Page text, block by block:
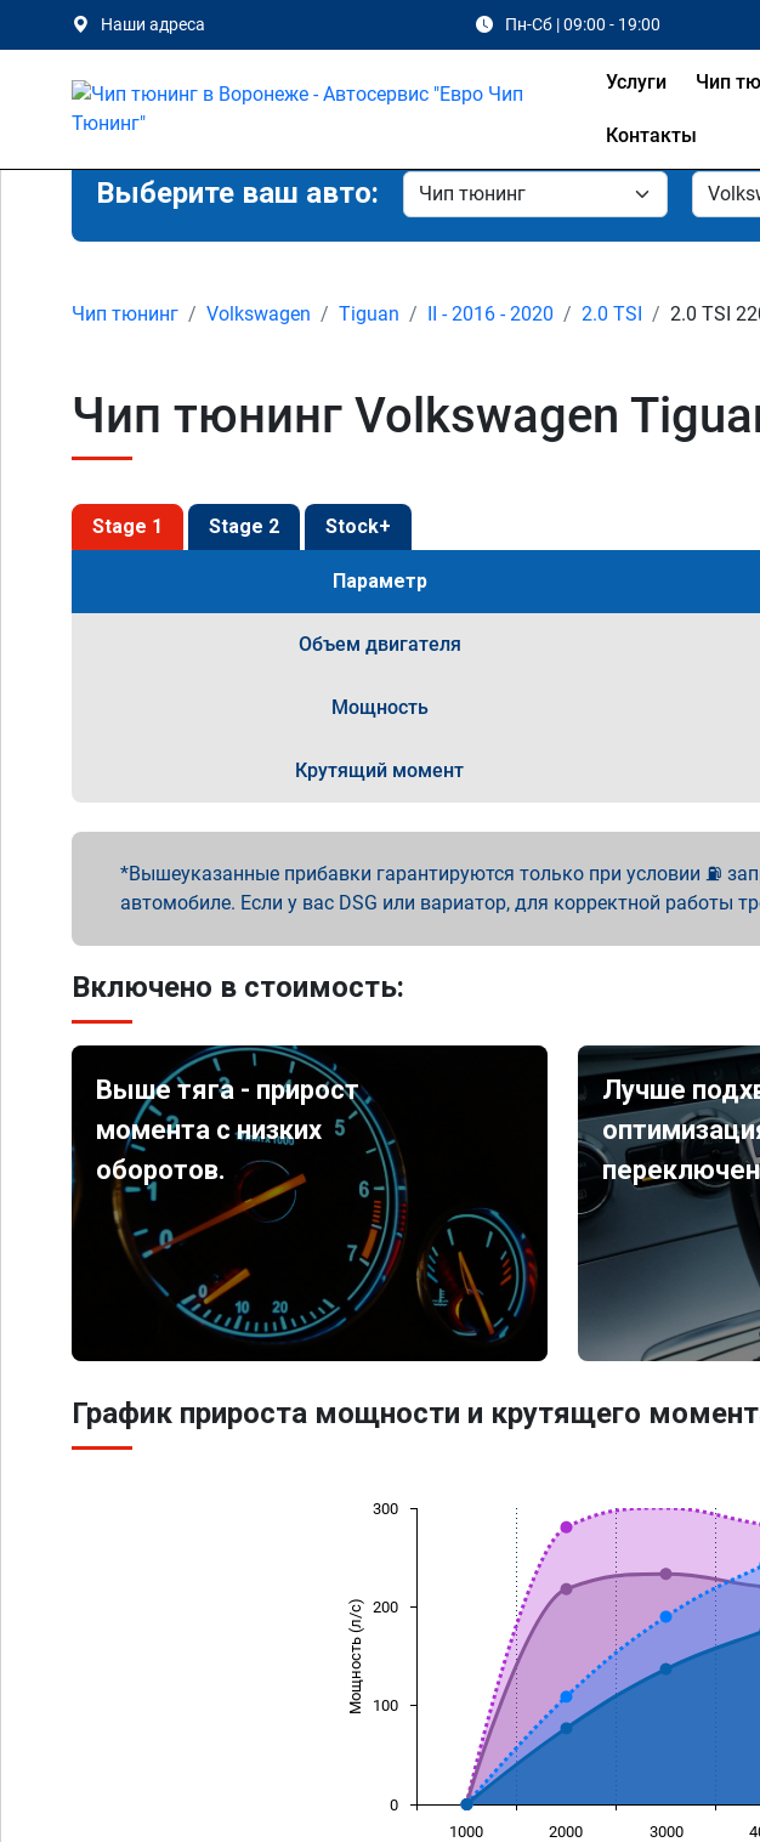
Наши адреса Пн-Сб | 09:00 - 19:00
Услуги Чип
Контакты
Выберите ваш авто:
Чип тюнинг Volkswagen Tiguan II - 2016 - 2020 2.0 TSI 2.0 TSI
Чип тюнинг Volkswagen
Stage 1 Stage 2 Stock+
Параметр
Объем двигателя
Мощность
Крутящий момент
Вышеуказанные прибавки гарантируются только при условии ⛽
автомобиле. Если у вас DSG или вариатор, для корректной работы
Включено в стоимость:
Выше тяга - прирост
момента с низких
оборотов.
Лучше
График прироста мощности и крутящего
Мощность (л/с)
1000 2000 3000
0
100
200
300